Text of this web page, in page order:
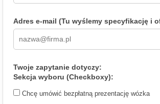
Adres e-mail (Tu wyślemy specyfikację i
Twoje zapytanie dotyczy:
Sekcja wyboru (Checkboxy):
Chcę umówić bezpłatną prezentację wózka